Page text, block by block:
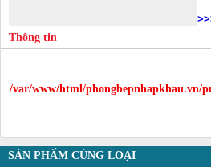
Thông tin
/var/www/html/phongbepnhapkhau.vn/
SẢN PHẨM CÙNG LOẠI